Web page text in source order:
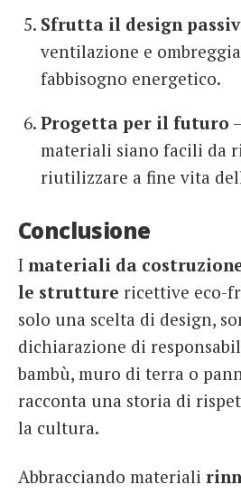
Sfrutta il design
ventilazione e
fabbisogno energetico.
Progetta per il futuro
materiali siano facili da
riutilizzare a fine vita
Conclusione
I materiali da
le strutture ricettive eco-
solo una scelta di design,
dichiarazione di
bambù, muro di terra o
racconta una storia di
la cultura.
Abbracciando materiali